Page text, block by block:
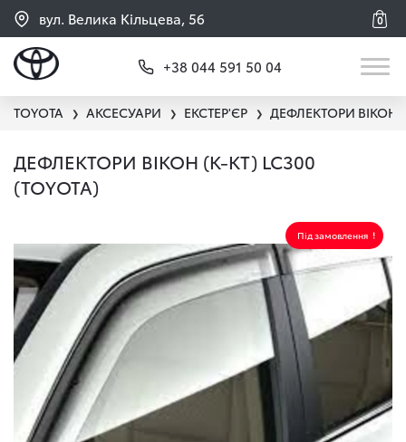
вул. Велика Кільцева, 56 0
+38 044 591 50 04
TOYOTA ❯ АКСЕСУАРИ ❯ ЕКСТЕР'ЄР ❯ ДЕФЛЕКТОРИ ВІКОН
ДЕФЛЕКТОРИ ВІКОН (К-КТ) LC300
(TOYOTA)
Під замовлення